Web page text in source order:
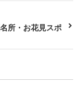
所・お花見スポ